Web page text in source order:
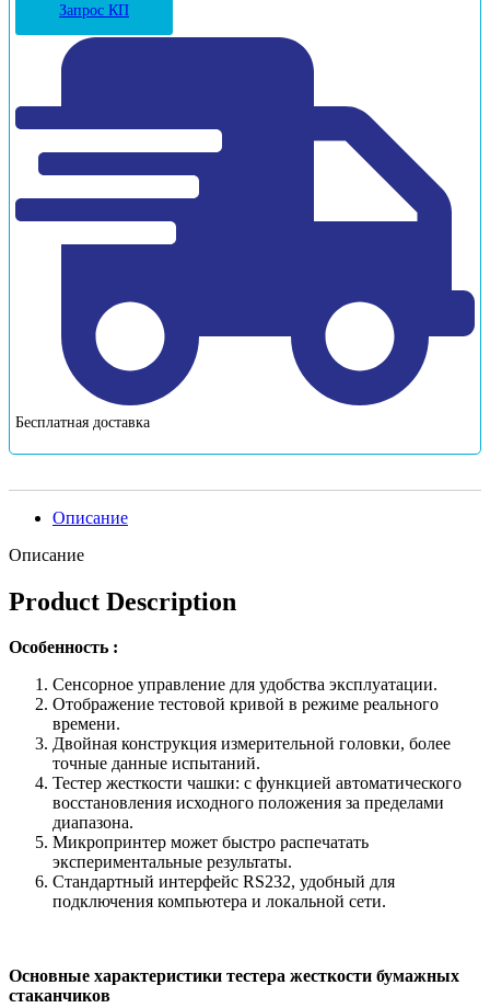
Запрос КП
Бесплатная доставка
Описание
Описание
Product Description
Особенность :
Сенсорное управление для удобства эксплуатации.
Отображение тестовой кривой в режиме реального
времени.
Двойная конструкция измерительной головки, более
точные данные испытаний.
Тестер жесткости чашки: с функцией автоматического
восстановления исходного положения за пределами
диапазона.
Микропринтер может быстро распечатать
экспериментальные результаты.
Стандартный интерфейс RS232, удобный для
подключения компьютера и локальной сети.
Основные характеристики тестера жесткости бумажных
стаканчиков